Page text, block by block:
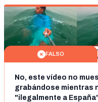
FALSO
No, este vídeo no
grabándose mientras
"ilegalmente a